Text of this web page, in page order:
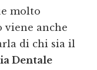
molto
anche
di chi sia il
Dentale